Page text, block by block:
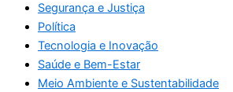
Segurança e Justiça
Política
Tecnologia e Inovação
Saúde e Bem-Estar
Meio Ambiente e Sustentabilidade